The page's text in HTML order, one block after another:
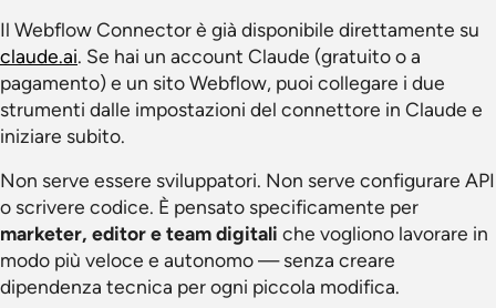
Il Webflow Connector è già disponibile direttamente su
claude.ai. Se hai un account Claude (gratuito o a
pagamento) e un sito Webflow, puoi collegare i due
strumenti dalle impostazioni del connettore in Claude e
iniziare subito.
Non serve essere sviluppatori. Non serve configurare API
o scrivere codice. È pensato specificamente per
marketer, editor e team digitali che vogliono lavorare in
modo più veloce e autonomo — senza creare
dipendenza tecnica per ogni piccola modifica.